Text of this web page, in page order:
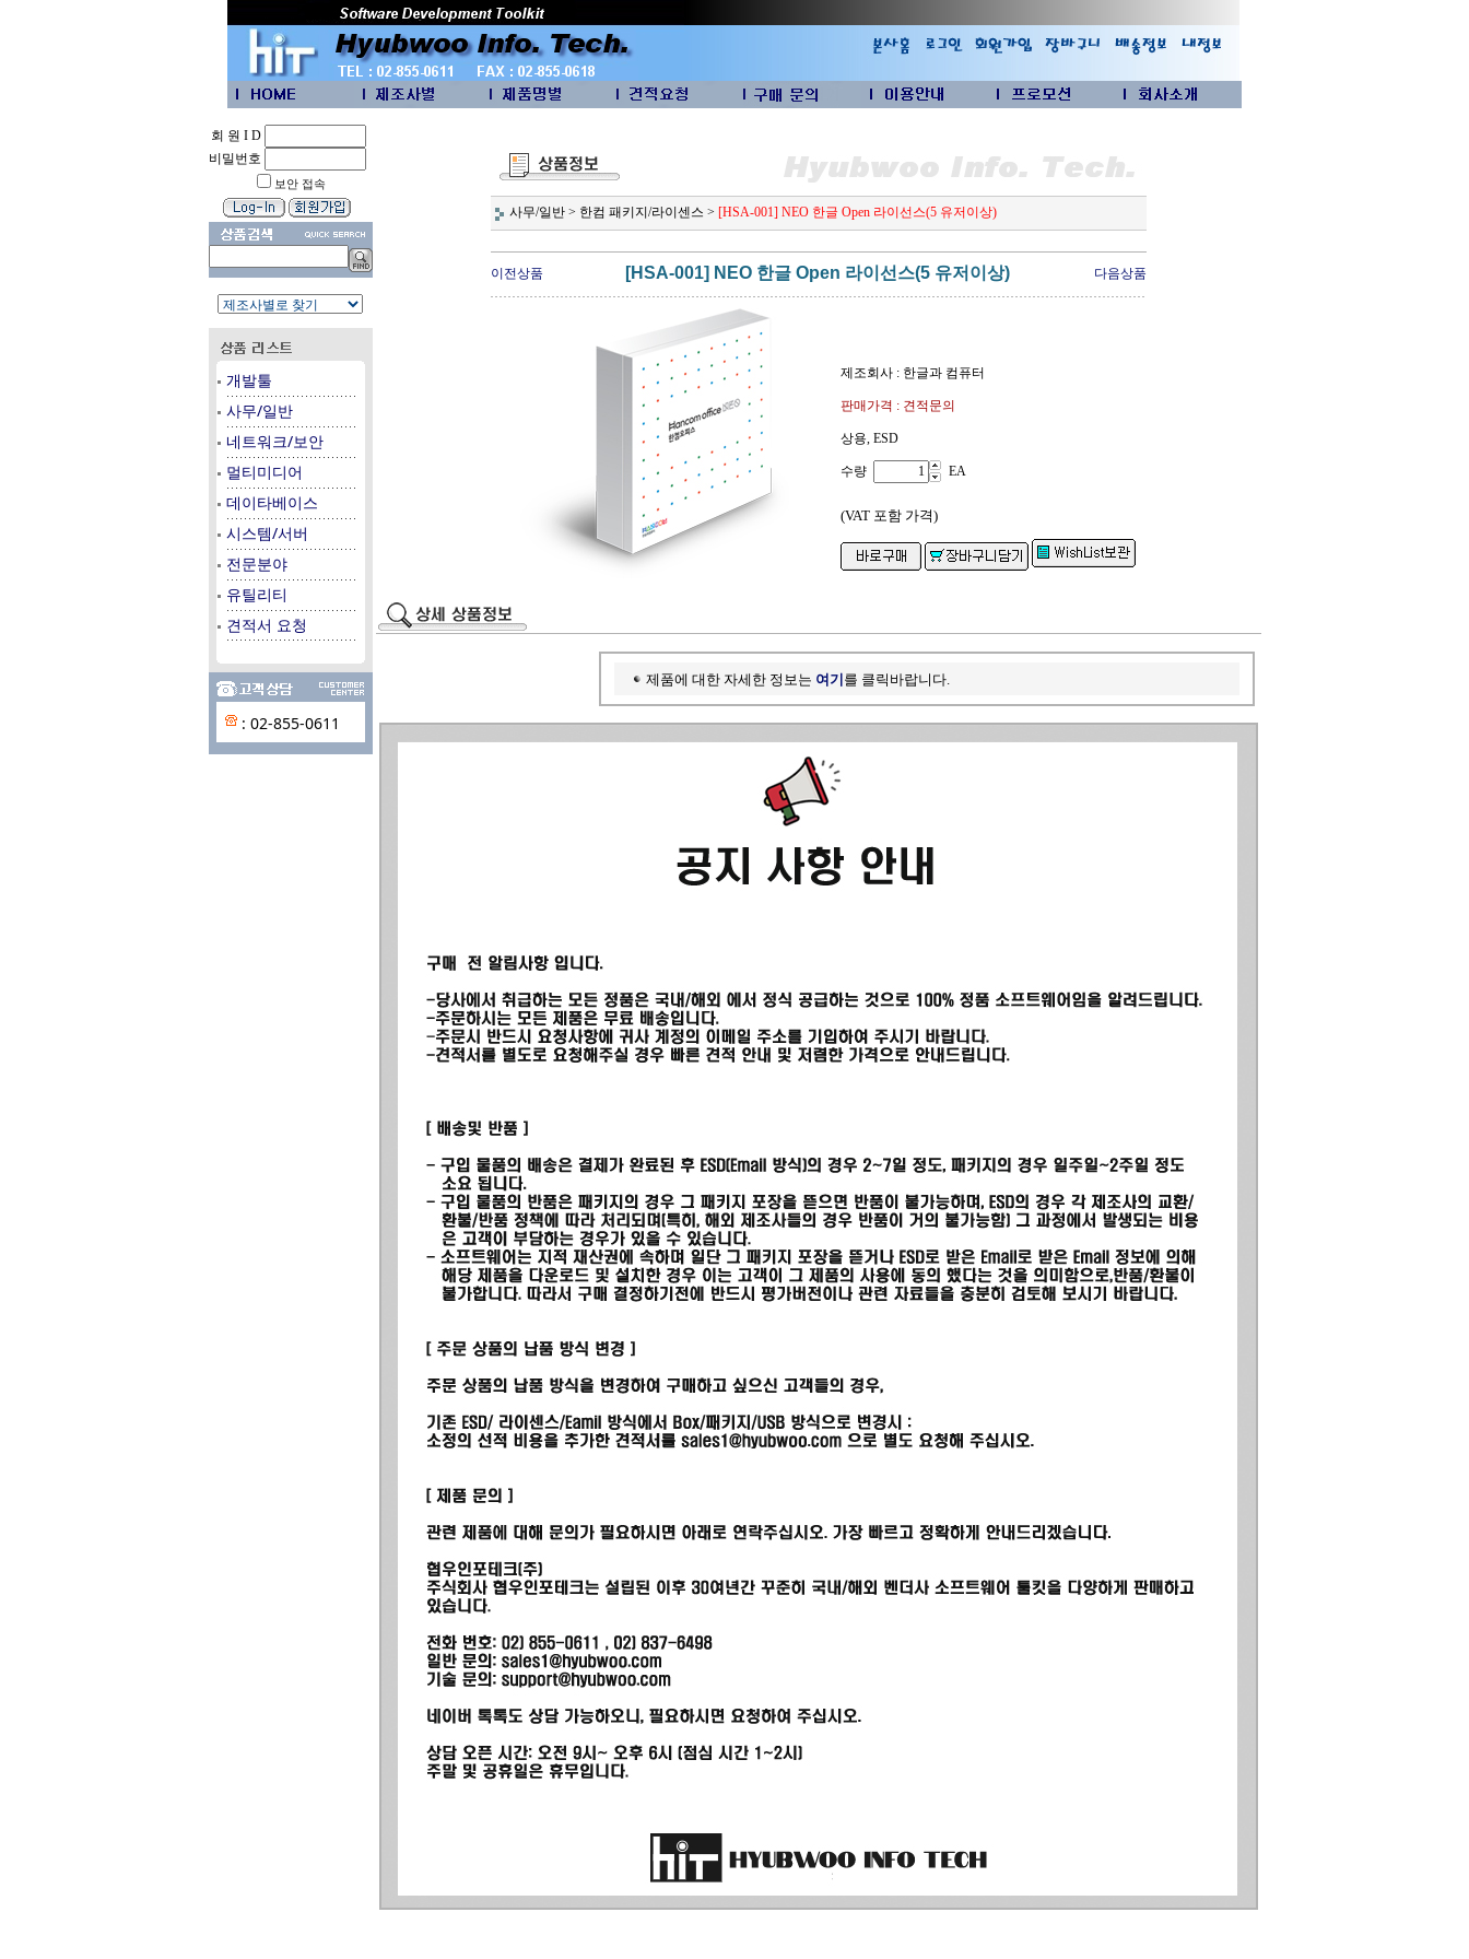
회 원 I D
비밀번호
보안 접속
개발툴
사무/일반
네트워크/보안
멀티미디어
데이타베이스
시스템/서버
전문분야
유틸리티
견적서 요청
: 02-855-0611
사무/일반 > 한컴 패키지/라이센스 > [HSA-001] NEO 한글 Open 라이선스(5 유저이상)
이전상품 [HSA-001] NEO 한글 Open 라이선스(5 유저이상) 다음상품
제조회사 : 한글과 컴퓨터
판매가격 : 견적문의
상용, ESD
수량 EA
(VAT 포함 가격)
제품에 대한 자세한 정보는 여기 를 클릭바랍니다.